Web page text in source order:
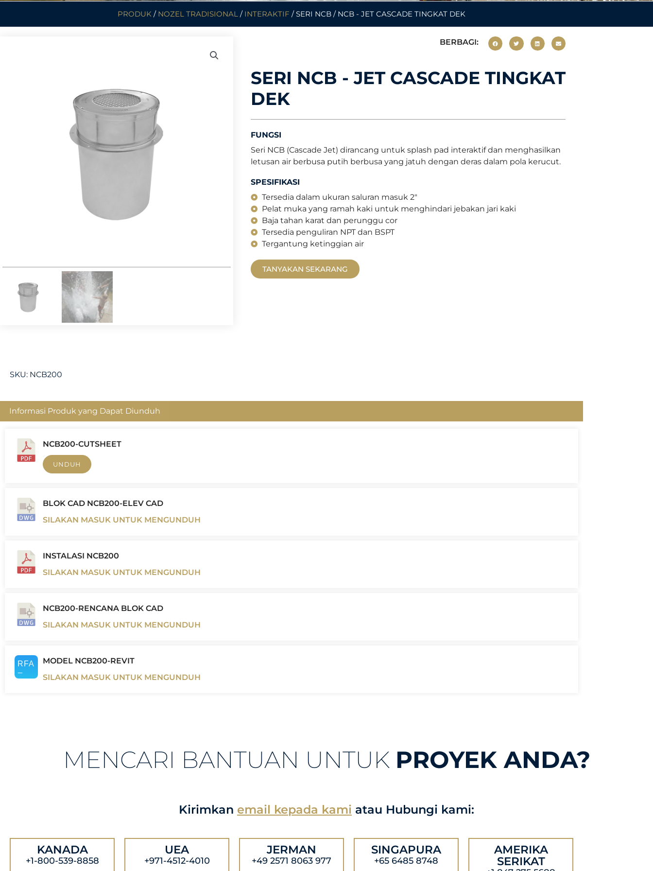
PRODUK / NOZEL TRADISIONAL / INTERAKTIF / SERI NCB / NCB - JET CASCADE TINGKAT DEK
BERBAGI:
SERI NCB - JET CASCADE TINGKAT
DEK
FUNGSI
Seri NCB (Cascade Jet) dirancang untuk splash pad interaktif dan menghasilkan
letusan air berbusa putih berbusa yang jatuh dengan deras dalam pola kerucut.
SPESIFIKASI
Tersedia dalam ukuran saluran masuk 2"
Pelat muka yang ramah kaki untuk menghindari jebakan jari kaki
Baja tahan karat dan perunggu cor
Tersedia penguliran NPT dan BSPT
Tergantung ketinggian air
TANYAKAN SEKARANG
SKU: NCB200
Informasi Produk yang Dapat Diunduh
NCB200-CUTSHEET
UNDUH
BLOK CAD NCB200-ELEV CAD
SILAKAN MASUK UNTUK MENGUNDUH
INSTALASI NCB200
SILAKAN MASUK UNTUK MENGUNDUH
NCB200-RENCANA BLOK CAD
SILAKAN MASUK UNTUK MENGUNDUH
MODEL NCB200-REVIT
SILAKAN MASUK UNTUK MENGUNDUH
MENCARI BANTUAN UNTUK PROYEK ANDA?
Kirimkan email kepada kami atau Hubungi kami:
KANADA
+1-800-539-8858
UEA
+971-4512-4010
JERMAN
+49 2571 8063 977
SINGAPURA
+65 6485 8748
AMERIKA
SERIKAT